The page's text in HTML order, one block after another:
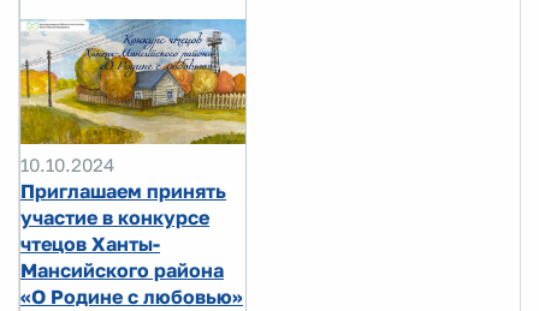
10.10.2024
Приглашаем принять
участие в конкурсе
чтецов Ханты-
Мансийского района
«О Родине с любовью»